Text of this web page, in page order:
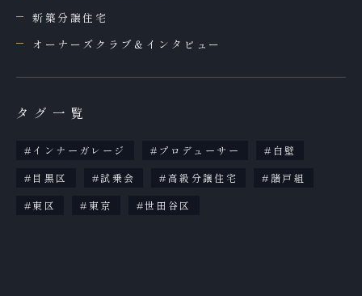
新築分譲住宅
オーナーズクラブ＆インタビュー
タグ一覧
インナーガレージ プロデューサー
白壁
目黒区
試乗会 高級分譲住宅
諸戸組
東区
東京 世田谷区